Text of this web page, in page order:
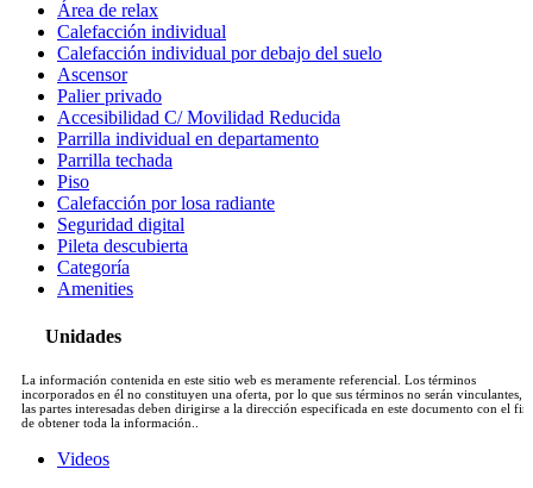
Área de relax
Calefacción individual
Calefacción individual por debajo del suelo
Ascensor
Palier privado
Accesibilidad C/ Movilidad Reducida
Parrilla individual en departamento
Parrilla techada
Piso
Calefacción por losa radiante
Seguridad digital
Pileta descubierta
Categoría
Amenities
Unidades
La información contenida en este sitio web es meramente referencial. Los términos
incorporados en él no constituyen una oferta, por lo que sus términos no serán vinculantes, y
las partes interesadas deben dirigirse a la dirección especificada en este documento con el fin
de obtener toda la información..
Videos